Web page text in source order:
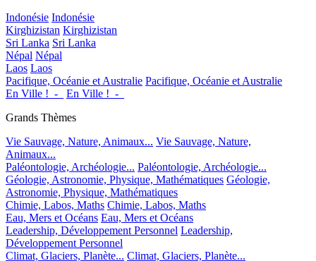
Indonésie Indonésie
Kirghizistan Kirghizistan
Sri Lanka Sri Lanka
Népal Népal
Laos Laos
Pacifique, Océanie et Australie Pacifique, Océanie et Australie
En Ville !_-_
En Ville !_-_
Grands Thèmes
Vie Sauvage, Nature, Animaux... Vie Sauvage, Nature,
Animaux...
Paléontologie, Archéologie... Paléontologie, Archéologie...
Géologie, Astronomie, Physique, Mathématiques Géologie,
Astronomie, Physique, Mathématiques
Chimie, Labos, Maths Chimie, Labos, Maths
Eau, Mers et Océans Eau, Mers et Océans
Leadership, Développement Personnel Leadership,
Développement Personnel
Climat, Glaciers, Planète... Climat, Glaciers, Planète...